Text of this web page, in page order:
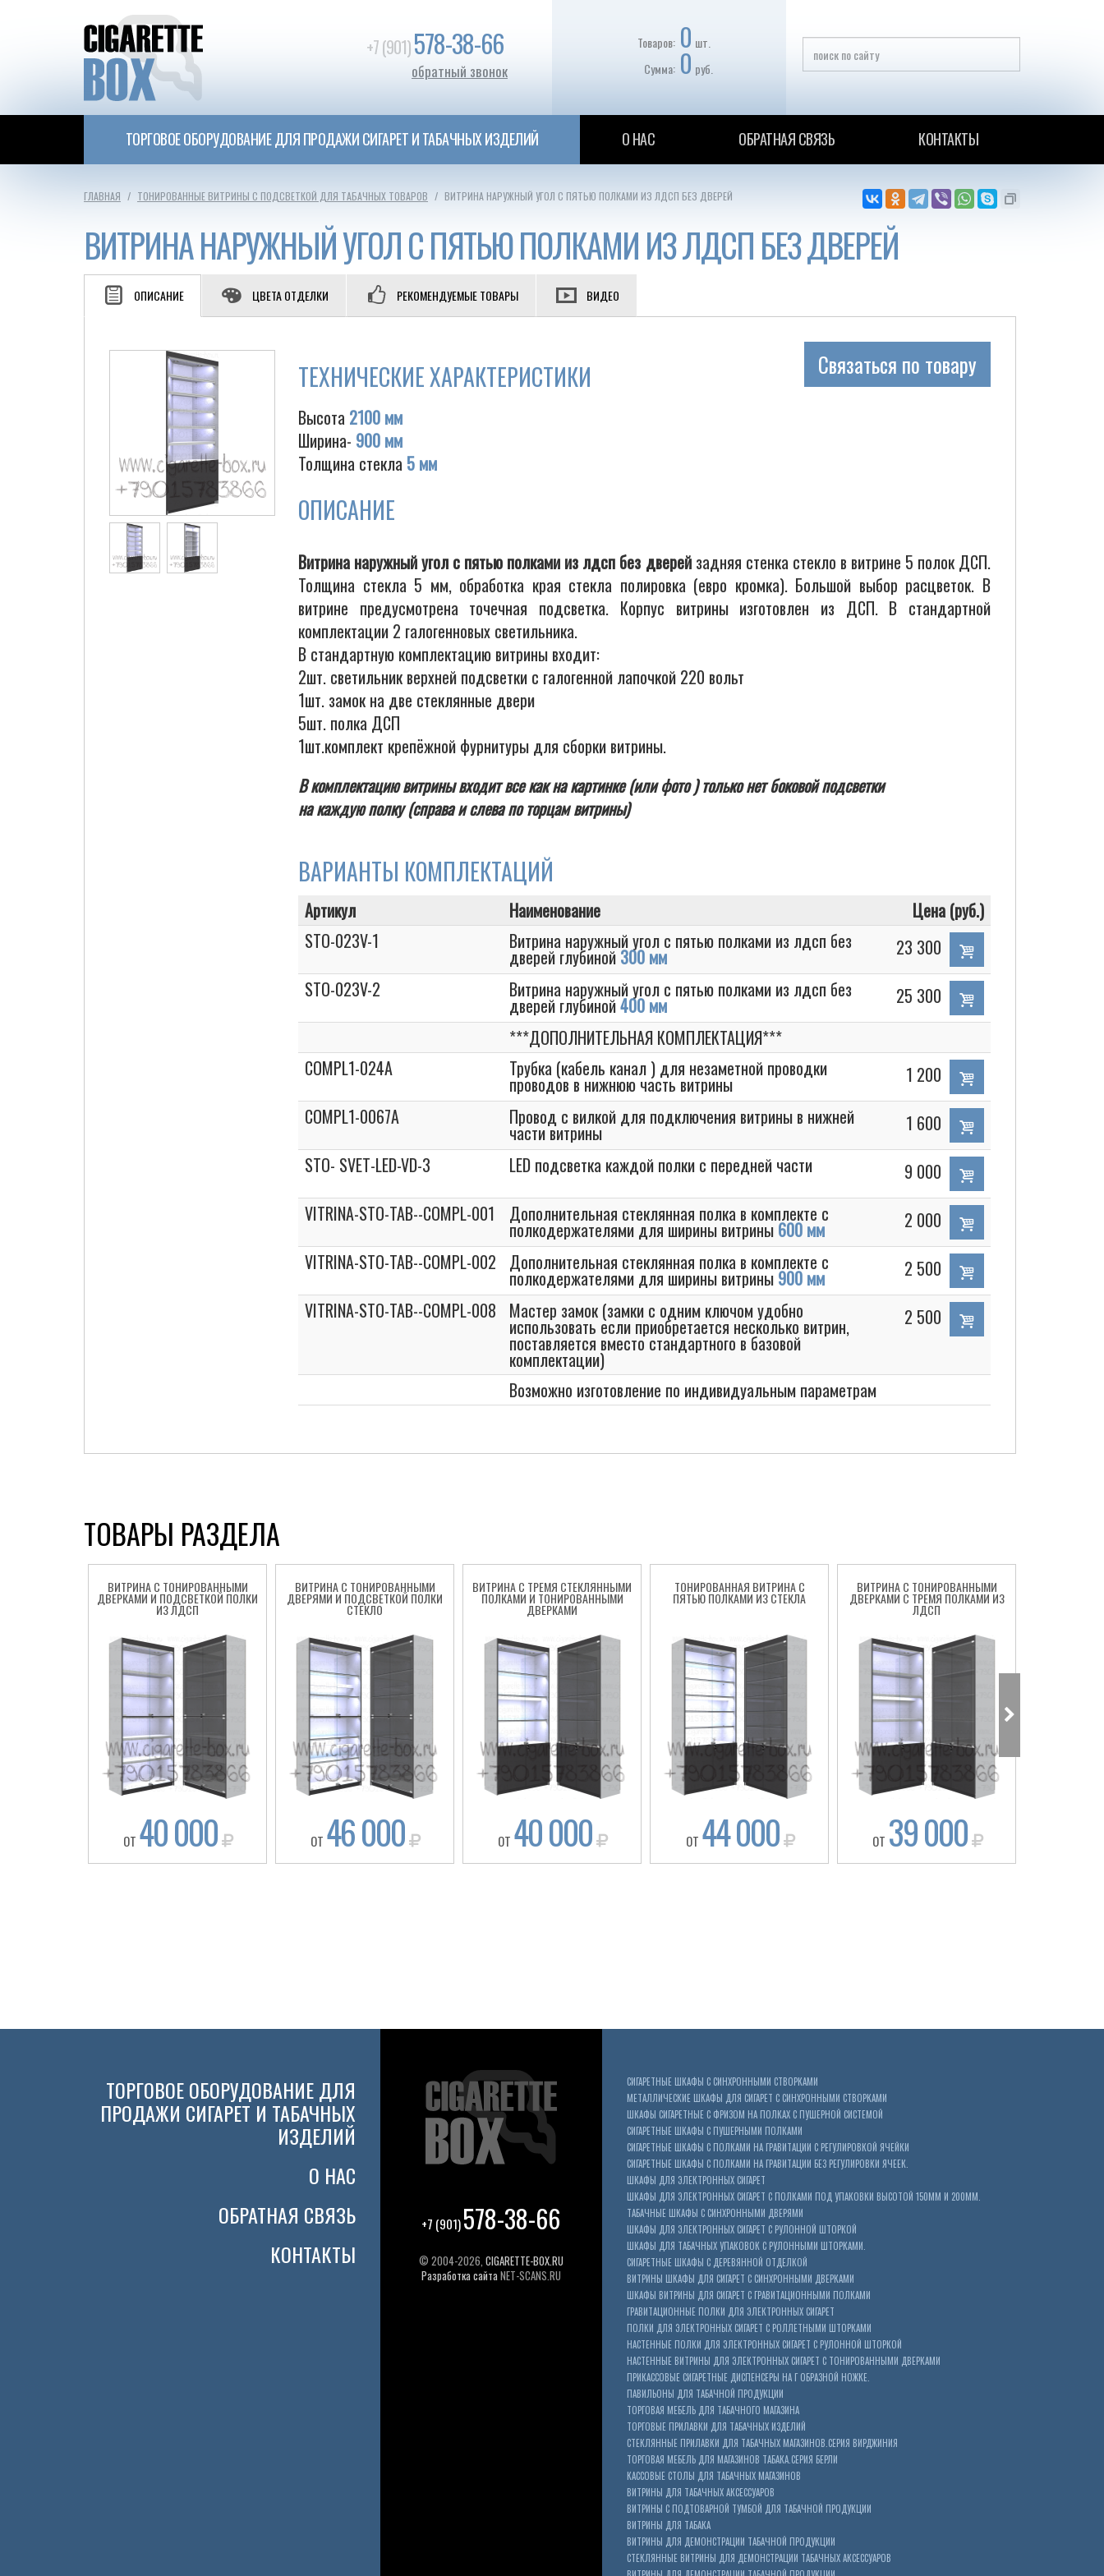
+7 (901)578-38-66
обратный звонок
Товаров: 0 шт.
Сумма: 0 руб.
ТОРГОВОЕ ОБОРУДОВАНИЕ ДЛЯ ПРОДАЖИ СИГАРЕТ И ТАБАЧНЫХ ИЗДЕЛИЙ О НАС ОБРАТНАЯ СВЯЗЬ КОНТАКТЫ
ГЛАВНАЯ ТОНИРОВАННЫЕ ВИТРИНЫ С ПОДСВЕТКОЙ ДЛЯ ТАБАЧНЫХ ТОВАРОВ ВИТРИНА НАРУЖНЫЙ УГОЛ С ПЯТЬЮ ПОЛКАМИ ИЗ ЛДСП БЕЗ ДВЕРЕЙ
ВИТРИНА НАРУЖНЫЙ УГОЛ С ПЯТЬЮ ПОЛКАМИ ИЗ ЛДСП БЕЗ ДВЕРЕЙ
ОПИСАНИЕ ЦВЕТА ОТДЕЛКИ РЕКОМЕНДУЕМЫЕ ТОВАРЫ ВИДЕО
Связаться по товару
ТЕХНИЧЕСКИЕ ХАРАКТЕРИСТИКИ
Высота 2100 мм
Ширина- 900 мм
Толщина стекла 5 мм
ОПИСАНИЕ
Витрина наружный угол с пятью полками из лдсп без дверейзадняя стенка стекло в витрине 5 полок ДСП.
Толщина стекла 5 мм, обработка края стекла полировка (евро кромка). Большой выбор расцветок. В
витрине предусмотрена точечная подсветка. Корпус витрины изготовлен из ДСП. В стандартной
комплектации 2 галогенновых светильника.
В стандартную комплектацию витрины входит:
2шт. светильник верхней подсветки с галогенной лапочкой 220 вольт
1шт. замок на две стеклянные двери
5шт. полка ДСП
1шт.комплект крепёжной фурнитуры для сборки витрины.
В комплектацию витрины входит все как на картинке (или фото ) только нет боковой подсветки
на каждую полку (справа и слева по торцам витрины)
ВАРИАНТЫ КОМПЛЕКТАЦИЙ
Артикул Наименование
Цена (руб.)
STO-023V-1
Витрина наружный угол с пятью полками из лдсп без
дверей глубиной 300 мм
23 300
STO-023V-2
Витрина наружный угол с пятью полками из лдсп без
дверей глубиной400 мм
25 300
***ДОПОЛНИТЕЛЬНАЯ КОМПЛЕКТАЦИЯ***
COMPL1-024A
Трубка (кабель канал ) для незаметной проводки
проводов в нижнюю часть витрины
1 200
COMPL1-0067A
Провод с вилкой для подключения витрины в нижней
части витрины
1 600
STO- SVET-LED-VD-3
LED подсветка каждой полки с передней части
9 000
VITRINA-STO-TAB--COMPL-001
Дополнительная стеклянная полка в комплекте с
полкодержателями для ширины витрины 600 мм
2 000
VITRINA-STO-TAB--COMPL-002 Дополнительная стеклянная полка в комплекте с
полкодержателями для ширины витрины 900 мм
2 500
VITRINA-STO-TAB--COMPL-008 Мастер замок (замки с одним ключом удобно
использовать если приобретается несколько витрин,
поставляется вместо стандартного в базовой
комплектации)
2 500
Возможно изготовление по индивидуальным параметрам
ТОВАРЫ РАЗДЕЛА
ВИТРИНА С ТОНИРОВАННЫМИ
ДВЕРКАМИ И ПОДСВЕТКОЙ ПОЛКИ
ИЗ ЛДСП
ОТ 40 000
ВИТРИНА С ТОНИРОВАННЫМИ
ДВЕРЯМИ И ПОДСВЕТКОЙ ПОЛКИ
СТЕКЛО
ОТ 46 000
ВИТРИНА С ТРЕМЯ СТЕКЛЯННЫМИ
ПОЛКАМИ И ТОНИРОВАННЫМИ
ДВЕРКАМИ
ОТ 40 000
ТОНИРОВАННАЯ ВИТРИНА С
ПЯТЬЮ ПОЛКАМИ ИЗ СТЕКЛА
ОТ 44 000
ВИТРИНА С ТОНИРОВАННЫМИ
ДВЕРКАМИ С ТРЕМЯ ПОЛКАМИ ИЗ
ЛДСП
ОТ 39 000
ТОРГОВОЕ ОБОРУДОВАНИЕ ДЛЯ
ПРОДАЖИ СИГАРЕТ И ТАБАЧНЫХ
ИЗДЕЛИЙ
О НАС
ОБРАТНАЯ СВЯЗЬ
КОНТАКТЫ
+7 (901)578-38-66
© 2004-2026, CIGARETTE-BOX.RU
Разработка сайтаNET-SCANS.RU
СИГАРЕТНЫЕ ШКАФЫ С СИНХРОННЫМИ СТВОРКАМИ
МЕТАЛЛИЧЕСКИЕ ШКАФЫ ДЛЯ СИГАРЕТ С СИНХРОННЫМИ СТВОРКАМИ
ШКАФЫ СИГАРЕТНЫЕ С ФРИЗОМ НА ПОЛКАХ С ПУШЕРНОЙ СИСТЕМОЙ
СИГАРЕТНЫЕ ШКАФЫ С ПУШЕРНЫМИ ПОЛКАМИ
СИГАРЕТНЫЕ ШКАФЫ С ПОЛКАМИ НА ГРАВИТАЦИИ С РЕГУЛИРОВКОЙ ЯЧЕЙКИ
СИГАРЕТНЫЕ ШКАФЫ С ПОЛКАМИ НА ГРАВИТАЦИИ БЕЗ РЕГУЛИРОВКИ ЯЧЕЕК.
ШКАФЫ ДЛЯ ЭЛЕКТРОННЫХ СИГАРЕТ
ШКАФЫ ДЛЯ ЭЛЕКТРОННЫХ СИГАРЕТ С ПОЛКАМИ ПОД УПАКОВКИ ВЫСОТОЙ 150ММ И 200ММ.
ТАБАЧНЫЕ ШКАФЫ С СИНХРОННЫМИ ДВЕРЯМИ
ШКАФЫ ДЛЯ ЭЛЕКТРОННЫХ СИГАРЕТ С РУЛОННОЙ ШТОРКОЙ
ШКАФЫ ДЛЯ ТАБАЧНЫХ УПАКОВОК С РУЛОННЫМИ ШТОРКАМИ.
СИГАРЕТНЫЕ ШКАФЫ С ДЕРЕВЯННОЙ ОТДЕЛКОЙ
ВИТРИНЫ ШКАФЫ ДЛЯ СИГАРЕТ С СИНХРОННЫМИ ДВЕРКАМИ
ШКАФЫ ВИТРИНЫ ДЛЯ СИГАРЕТ С ГРАВИТАЦИОННЫМИ ПОЛКАМИ
ГРАВИТАЦИОННЫЕ ПОЛКИ ДЛЯ ЭЛЕКТРОННЫХ СИГАРЕТ
ПОЛКИ ДЛЯ ЭЛЕКТРОННЫХ СИГАРЕТ С РОЛЛЕТНЫМИ ШТОРКАМИ
НАСТЕННЫЕ ПОЛКИ ДЛЯ ЭЛЕКТРОННЫХ СИГАРЕТ С РУЛОННОЙ ШТОРКОЙ
НАСТЕННЫЕ ВИТРИНЫ ДЛЯ ЭЛЕКТРОННЫХ СИГАРЕТ С ТОНИРОВАННЫМИ ДВЕРКАМИ
ПРИКАССОВЫЕ СИГАРЕТНЫЕ ДИСПЕНСЕРЫ НА Г ОБРАЗНОЙ НОЖКЕ.
ПАВИЛЬОНЫ ДЛЯ ТАБАЧНОЙ ПРОДУКЦИИ
ТОРГОВАЯ МЕБЕЛЬ ДЛЯ ТАБАЧНОГО МАГАЗИНА
ТОРГОВЫЕ ПРИЛАВКИ ДЛЯ ТАБАЧНЫХ ИЗДЕЛИЙ
СТЕКЛЯННЫЕ ПРИЛАВКИ ДЛЯ ТАБАЧНЫХ МАГАЗИНОВ.СЕРИЯ ВИРДЖИНИЯ
ТОРГОВАЯ МЕБЕЛЬ ДЛЯ МАГАЗИНОВ ТАБАКА.СЕРИЯ БЕРЛИ
КАССОВЫЕ СТОЛЫ ДЛЯ ТАБАЧНЫХ МАГАЗИНОВ
ВИТРИНЫ ДЛЯ ТАБАЧНЫХ АКСЕССУАРОВ
ВИТРИНЫ С ПОДТОВАРНОЙ ТУМБОЙ ДЛЯ ТАБАЧНОЙ ПРОДУКЦИИ
ВИТРИНЫ ДЛЯ ТАБАКА
ВИТРИНЫ ДЛЯ ДЕМОНСТРАЦИИ ТАБАЧНОЙ ПРОДУКЦИИ
СТЕКЛЯННЫЕ ВИТРИНЫ ДЛЯ ДЕМОНСТРАЦИИ ТАБАЧНЫХ АКСЕССУАРОВ